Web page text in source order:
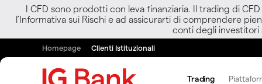
I CFD sono prodotti con leva finanziaria. Il trading di
l’Informativa sui Rischi e ad assicurarti di comprendere
conti degli investitori
Homepage Clienti Istituzionali
Trading